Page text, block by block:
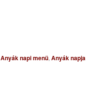
Anyák napi menü, Anyák napja